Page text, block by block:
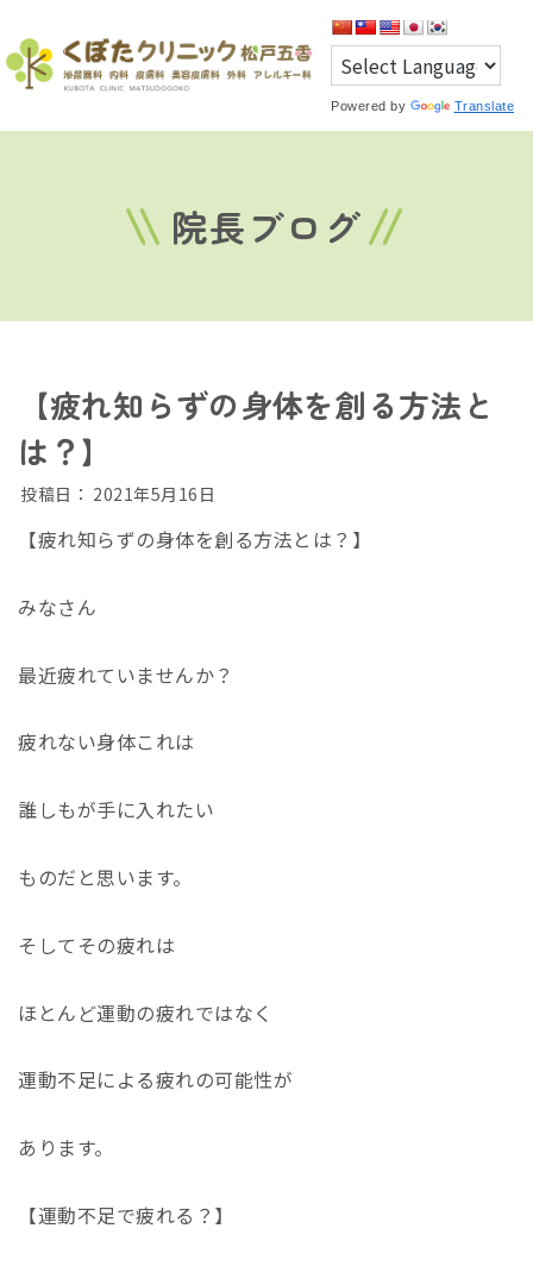
Powered by Translate
院長ブログ
【疲れ知らずの身体を創る方法と
は？】
投稿日： 2021年5月16日
【疲れ知らずの身体を創る方法とは？】
みなさん
最近疲れていませんか？
疲れない身体これは
誰しもが手に入れたい
ものだと思います。
そしてその疲れは
ほとんど運動の疲れではなく
運動不足による疲れの可能性が
あります。
【運動不足で疲れる？】